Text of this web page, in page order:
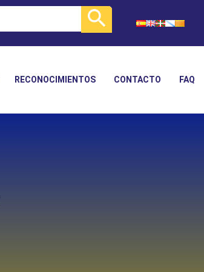
RECONOCIMIENTOS CONTACTO FAQ